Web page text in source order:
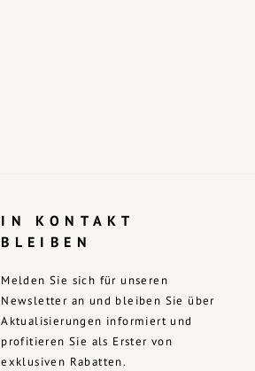
IN KONTAKT
BLEIBEN
Melden Sie sich für unseren
Newsletter an und bleiben Sie über
Aktualisierungen informiert und
profitieren Sie als Erster von
exklusiven Rabatten.